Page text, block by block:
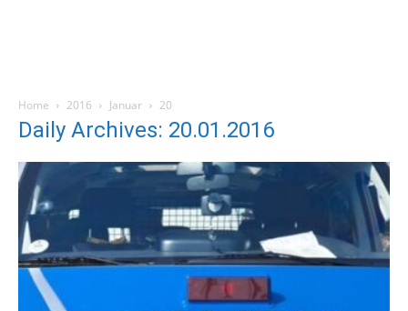
Home 2016 Januar 20
Daily Archives: 20.01.2016